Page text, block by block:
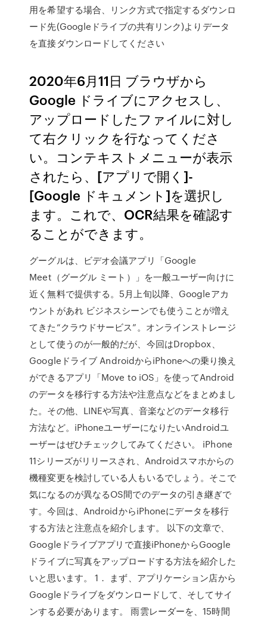
用を希望する場合、リンク方式で指定するダウンロ
ード先(Googleドライブの共有リンク)よりデータ
を直接ダウンロードしてください
2020年6月11日 ブラウザから
Google ドライブにアクセスし、
アップロードしたファイルに対し
て右クリックを行なってくださ
い。コンテキストメニューが表示
されたら、[アプリで開く]-
[Google ドキュメント]を選択し
ます。これで、OCR結果を確認す
ることができます。
グーグルは、ビデオ会議アプリ「Google
Meet（グーグル ミート）」を一般ユーザー向けに
近く無料で提供する。5月上旬以降、Googleアカ
ウントがあれ ビジネスシーンでも使うことが増え
てきた“クラウドサービス”。オンラインストレージ
として使うのが一般的だが、今回はDropbox、
Googleドライブ AndroidからiPhoneへの乗り換え
ができるアプリ「Move to iOS」を使ってAndroid
のデータを移行する方法や注意点などをまとめまし
た。その他、LINEや写真、音楽などのデータ移行
方法など。iPhoneユーザーになりたいAndroidユ
ーザーはぜひチェックしてみてください。 iPhone
11シリーズがリリースされ、Androidスマホからの
機種変更を検討している人もいるでしょう。そこで
気になるのが異なるOS間でのデータの引き継ぎで
す。今回は、AndroidからiPhoneにデータを移行
する方法と注意点を紹介します。 以下の文章で、
Googleドライブアプリで直接iPhoneからGoogle
ドライブに写真をアップロードする方法を紹介した
いと思います。 1． まず、アプリケーション店から
Googleドライブをダウンロードして、そしてサイ
ンする必要があります。 雨雲レーダーを、15時間